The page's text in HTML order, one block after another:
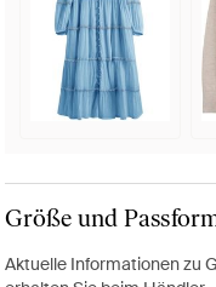
Größe und
Aktuelle Informationen zu